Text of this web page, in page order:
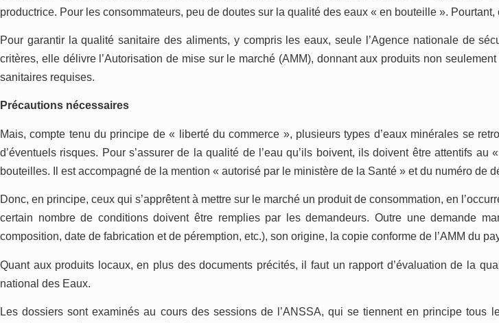
productrice. Pour les consommateurs, peu de doutes sur la qualité des eaux « en bouteille ». Pourtant,
Pour garantir la qualité sanitaire des aliments, y compris les eaux, seule l’Agence nationale de
critères, elle délivre l’Autorisation de mise sur le marché (AMM), donnant aux produits non
sanitaires requises.
Précautions nécessaires
Mais, compte tenu du principe de « liberté du commerce », plusieurs types d’eauxminérales se
d’éventuels risques. Pour s’assurer de la qualité de l’eau qu’ils boivent, ilsdoivent être attentifs au
bouteilles. Il est accompagné de la mention « autorisé par le ministère de la Santé » et du numéro de
Donc, en principe, ceux qui s’apprêtent à mettre sur le marché un produit de consommation, en
certain nombre de conditionsdoivent être remplies par les demandeurs. Outre une demande
composition, date de fabrication et de péremption, etc.), son origine, la copie conforme de l’AMM du
Quantaux produits locaux, en plus des documents précités, il faut un rapport d’évaluation de la
national des Eaux.
Les dossiers sont examinés au cours des sessions de l’ANSSA, qui se tiennent en principe